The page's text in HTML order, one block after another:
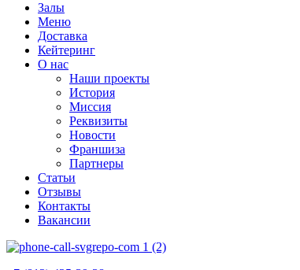
Залы
Меню
Доставка
Кейтеринг
О нас
Наши проекты
История
Миссия
Реквизиты
Новости
Франшиза
Партнеры
Статьи
Отзывы
Контакты
Вакансии